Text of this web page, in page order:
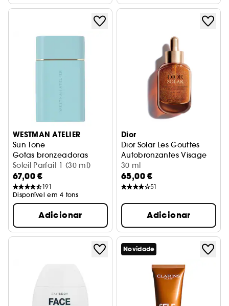
WESTMAN ATELIER
Sun Tone
Gotas bronzeadoras
Soleil Parfait 1 (30 ml)
67,00 €
191
Disponível em 4 tons
Adicionar
Dior
Dior Solar Les Gouttes
Autobronzantes Visage
Bronzeado dourado natural
30 ml
65,00 €
51
Adicionar
Novidade